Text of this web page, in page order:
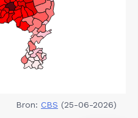
Bron: CBS (25-06-2026)